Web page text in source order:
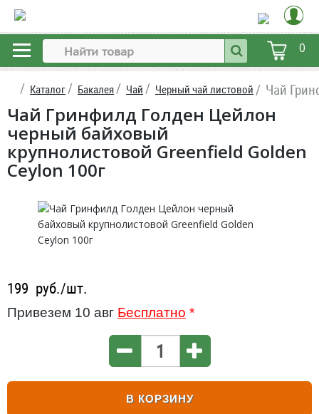
0
Каталог Бакалея Чай Черный чай листовой Чай
Чай Гринфилд Голден Цейлон
черный байховый
крупнолистовой Greenfield Golden
Ceylon 100г
199 руб./шт.
Привезем 10 авг Бесплатно *
В КОРЗИНУ